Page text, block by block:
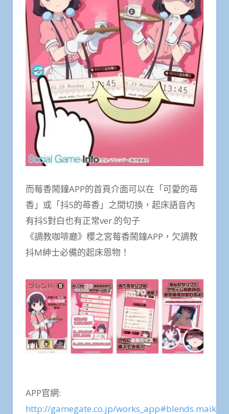
而莓香鬧鐘APP的首頁介面可以在「可愛的苺
香」或「抖S的苺香」之間切換，起床語音內
有抖S對白也有正常ver.的句子
《調教咖啡廳》櫻之宮莓香鬧鐘APP，欠調教
抖M紳士必備的起床恩物！
APP官網:
http://gamegate.co.jp/works_app#blends.maika